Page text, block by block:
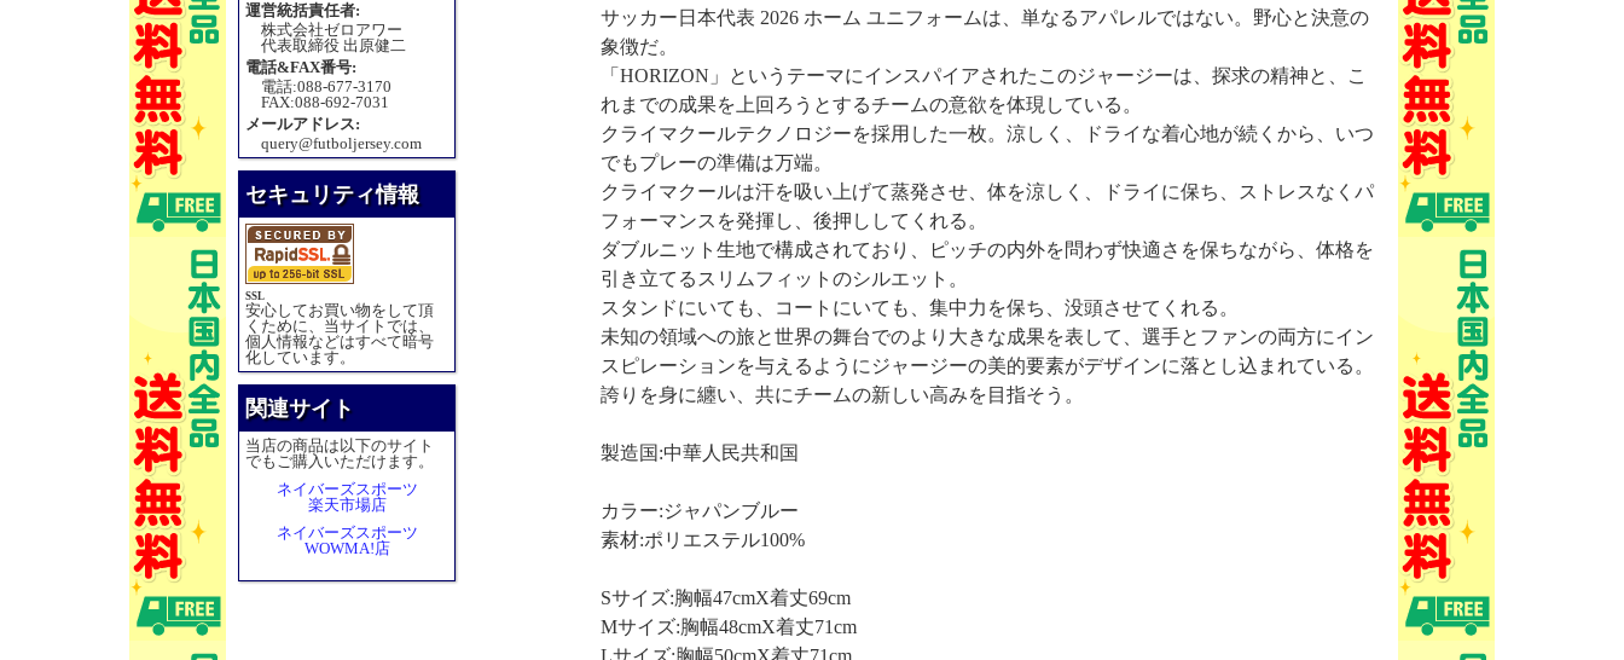
運営統括責任者:
株式会社ゼロアワー
代表取締役 出原健二
電話&FAX番号:
電話:088-677-3170
FAX:088-692-7031
メールアドレス:
query@futboljersey.com
セキュリティ情報
SSL
安心してお買い物をして頂
くために、当サイトでは、
個人情報などはすべて暗号
化しています。
関連サイト
当店の商品は以下のサイト
でもご購入いただけます。
ネイバーズスポーツ
楽天市場店
ネイバーズスポーツ
WOWMA!店
サッカー日本代表 2026 ホーム ユニフォームは、単なるアパレルではない。野心と決意の
象徴だ。
「HORIZON」というテーマにインスパイアされたこのジャージーは、探求の精神と、こ
れまでの成果を上回ろうとするチームの意欲を体現している。
クライマクールテクノロジーを採用した一枚。涼しく、ドライな着心地が続くから、いつ
でもプレーの準備は万端。
クライマクールは汗を吸い上げて蒸発させ、体を涼しく、ドライに保ち、ストレスなくパ
フォーマンスを発揮し、後押ししてくれる。
ダブルニット生地で構成されており、ピッチの内外を問わず快適さを保ちながら、体格を
引き立てるスリムフィットのシルエット。
スタンドにいても、コートにいても、集中力を保ち、没頭させてくれる。
未知の領域への旅と世界の舞台でのより大きな成果を表して、選手とファンの両方にイン
スピレーションを与えるようにジャージーの美的要素がデザインに落とし込まれている。
誇りを身に纏い、共にチームの新しい高みを目指そう。
製造国:中華人民共和国
カラー:ジャパンブルー
素材:ポリエステル100%
Sサイズ:胸幅47cmX着丈69cm
Mサイズ:胸幅48cmX着丈71cm